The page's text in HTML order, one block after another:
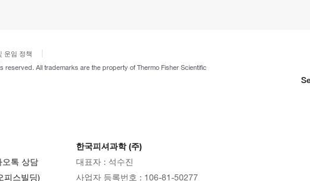
운임 정책
reserved. All trademarks are the property of Thermo Fisher Scientific
톡 상담
피스빌딩)
한국피셔과학 (주)
대표자 : 석수진
사업자 등록번호 : 106-81-50277